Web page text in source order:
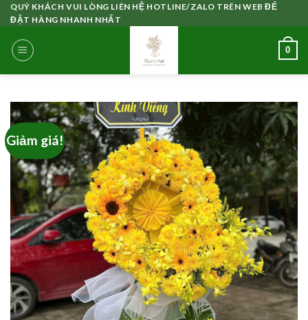
Skip
to
content
QUÝ KHÁCH VUI LÒNG LIÊN HỆ HOTLINE/ZALO TRÊN WEB ĐỂ
ĐẶT HÀNG NHANH NHẤT
0
Giảm giá!